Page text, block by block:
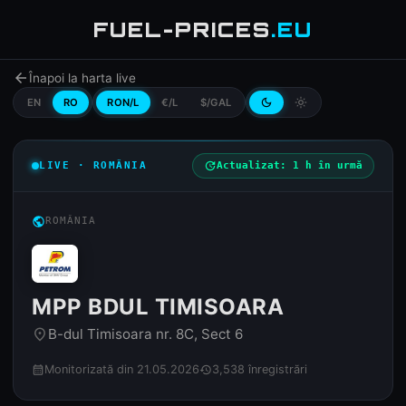
FUEL-PRICES.EU
arrow_backÎnapoi la harta live
EN RO RON/L €/L $/GAL dark_mode light_mode
LIVE · ROMÂNIA updateActualizat: 1 h în urmă
publicROMÂNIA
MPP BDUL TIMISOARA
place B-dul Timisoara nr. 8C, Sect 6
calendar_month Monitorizată din 21.05.2026history3,538 înregistrări